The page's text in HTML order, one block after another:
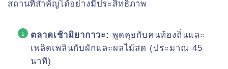
สถานที่สำคัญได้อย่างมีประสิทธิภาพ
ตลาดเช้ามิยากาวะ: พูดคุยกับคนท้องถิ่นและ
เพลิดเพลินกับผักและผลไม้สด (ประมาณ 45
นาที)